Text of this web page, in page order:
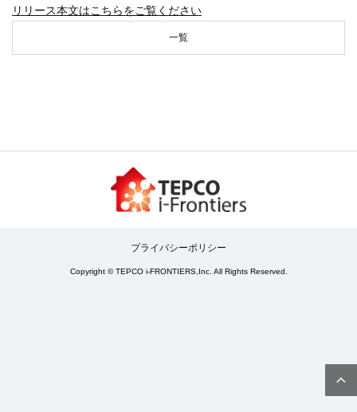
リリース本文はこちらをご覧ください
一覧
プライバシーポリシー
Copyright © TEPCO i-FRONTIERS,Inc. All Rights Reserved.